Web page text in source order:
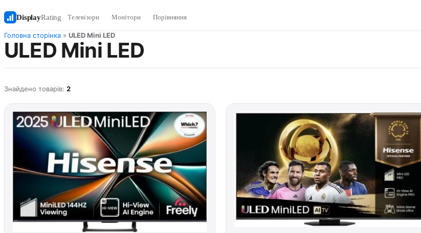
DisplayRating Телевізори Монітори Порівняння
Головна сторінка » ULED Mini LED
ULED Mini LED
Знайдено товарів: 2